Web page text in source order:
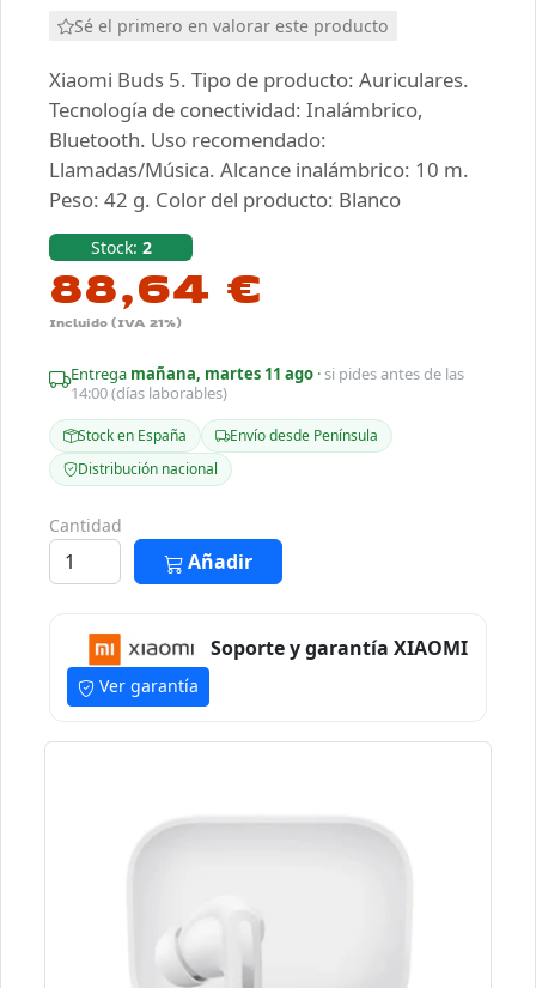
Sé el primero en valorar este producto
Xiaomi Buds 5. Tipo de producto: Auriculares.
Tecnología de conectividad: Inalámbrico,
Bluetooth. Uso recomendado:
Llamadas/Música. Alcance inalámbrico: 10 m.
Peso: 42 g. Color del producto: Blanco
Stock: 2
88,64 €
Incluido (IVA 21%)
Entrega mañana, martes 11 ago ·si pides antes de las
14:00 (días laborables)
Stock en España
Envío desde Península
Distribución nacional
Cantidad
Añadir
Soporte y garantía XIAOMI
Ver garantía